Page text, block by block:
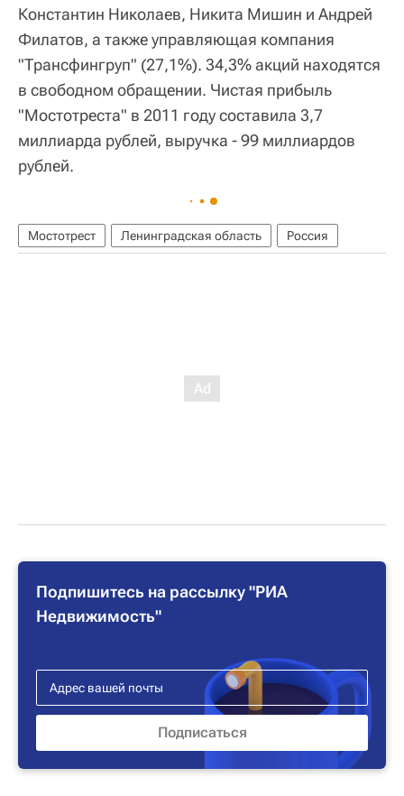
Константин Николаев, Никита Мишин и Андрей
Филатов, а также управляющая компания
"Трансфингруп" (27,1%). 34,3% акций находятся
в свободном обращении. Чистая прибыль
"Мостотреста" в 2011 году составила 3,7
миллиарда рублей, выручка - 99 миллиардов
рублей.
Мостотрест Ленинградская область Россия
Подпишитесь на рассылку "РИА
Недвижимость"